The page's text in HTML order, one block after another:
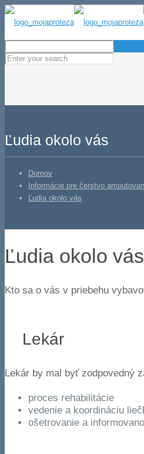
Ľudia okolo vás
Domov
Informácie pre čerstvo
Ľudia okolo vás
Ľudia okolo vás
Kto sa o vás v priebehu
Lekár
Lekár by mal byť zodpovedný
proces rehabilitácie
vedenie a koordináciu
ošetrovanie a